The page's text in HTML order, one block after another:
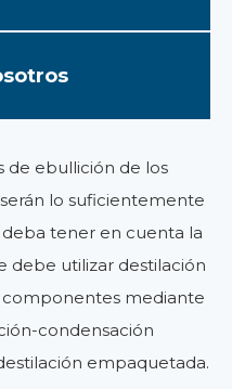
de ebullición de los
lo suficientemente
tener en cuenta la
debe utilizar destilación
componentes mediante
condensación
empaquetada.